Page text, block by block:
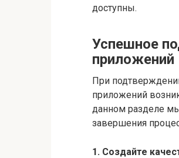
доступны.
Успешное
приложений
При
приложений
данном разделе
завершения
1. Создайте